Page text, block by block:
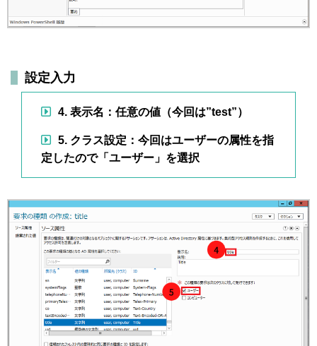
設定入力
4. 表示名：任意の値（今回は”test”）
5. クラス設定：今回はユーザーの属性を指
定したので「ユーザー」を選択